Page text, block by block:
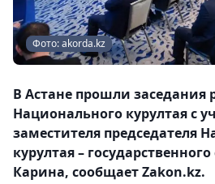
Фото: akorda.kz
В Астане прошли заседания
Национального курултая с
заместителя председателя
курултая –
Карина, сообщает Zakon.kz.